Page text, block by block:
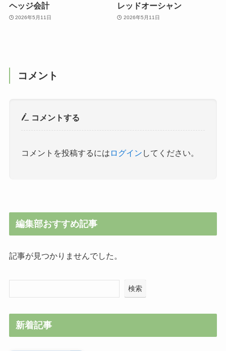
ヘッジ会計
2026年5月11日
レッドオーシャン
2026年5月11日
コメント
コメントする
コメントを投稿するには ログイン してください。
編集部おすすめ記事
記事が見つかりませんでした。
検索
新着記事